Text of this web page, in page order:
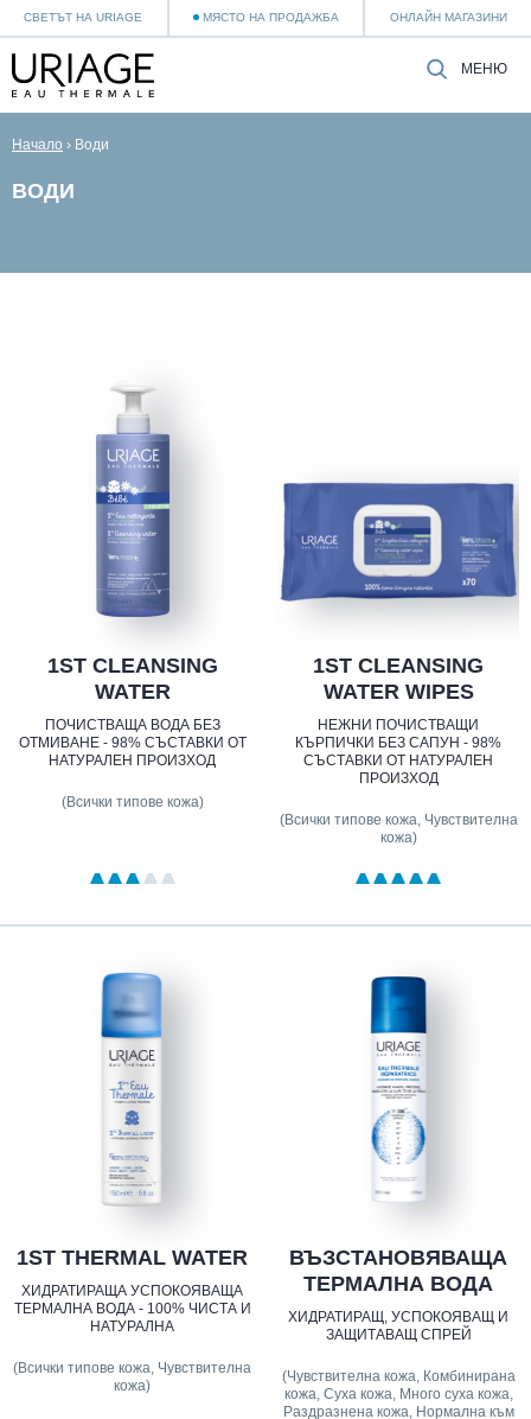
СВЕТЪТ НА URIAGE МЯСТО НА ПРОДАЖБА ОНЛАЙН МАГАЗИНИ
МЕНЮ
Начало › Води
ВОДИ
1ST CLEANSING
WATER
ПОЧИСТВАЩА ВОДА БЕЗ
ОТМИВАНЕ - 98% СЪСТАВКИ ОТ
НАТУРАЛЕН ПРОИЗХОД
(Всички типове кожа)
1ST CLEANSING
WATER WIPES
НЕЖНИ ПОЧИСТВАЩИ
КЪРПИЧКИ БЕЗ САПУН - 98%
СЪСТАВКИ ОТ НАТУРАЛЕН
ПРОИЗХОД
(Всички типове кожа, Чувствителна
кожа)
1ST THERMAL WATER
ХИДРАТИРАЩА УСПОКОЯВАЩА
ТЕРМАЛНА ВОДА - 100% ЧИСТА И
НАТУРАЛНА
(Всички типове кожа, Чувствителна
кожа)
ВЪЗСТАНОВЯВАЩА
ТЕРМАЛНА ВОДА
ХИДРАТИРАЩ, УСПОКОЯВАЩ И
ЗАЩИТАВАЩ СПРЕЙ
(Чувствителна кожа, Комбинирана
кожа, Суха кожа, Много суха кожа,
Раздразнена кожа, Нормална към